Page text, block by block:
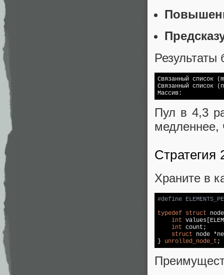
Результаты
Связанный список (
Связанный
Пул в 4,3
медленнее,
Стратегия
Храните в
#define
typedef struct
int
int count;
struct node
} unrolled_node_t ;